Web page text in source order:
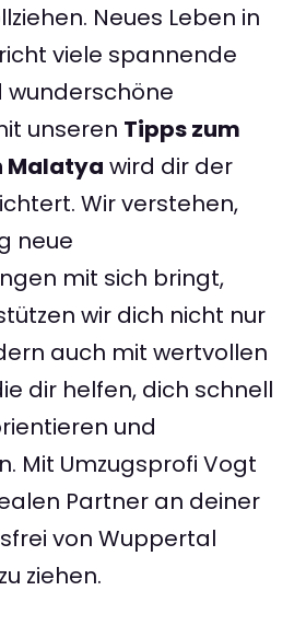
Neues Leben in
viele spannende
wunderschöne
unseren Tipps zum
Malatya wird dir der
Wir verstehen,
neue
mit sich bringt,
wir dich nicht nur
auch mit wertvollen
dir helfen, dich schnell
und
Mit Umzugsprofi Vogt
Partner an deiner
von Wuppertal
ziehen.